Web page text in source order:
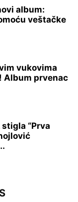
album:
veštačke
vukovima
Album prvenac
“Prva